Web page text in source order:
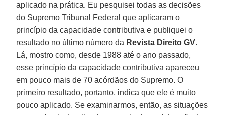
aplicado na prática. Eu pesquisei todas as decisões
do Supremo Tribunal Federal que aplicaram o
princípio da capacidade contributiva e publiquei o
resultado no último número da Revista Direito GV.
Lá, mostro como, desde 1988 até o ano passado,
esse princípio da capacidade contributiva apareceu
em pouco mais de 70 acórdãos do Supremo. O
primeiro resultado, portanto, indica que ele é muito
pouco aplicado. Se examinarmos, então, as situações